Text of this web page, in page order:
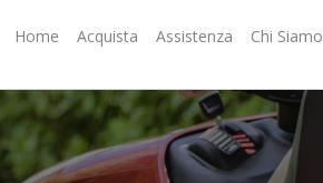
Home Acquista Assistenza Chi Siamo